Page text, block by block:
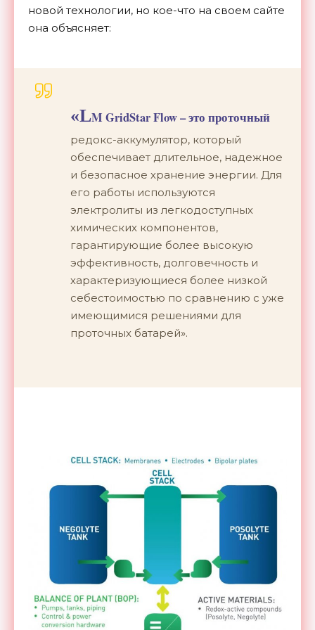
новой технологии, но кое-что на своем сайте
она объясняет:
«LM GridStar Flow – это проточный
редокс-аккумулятор, который
обеспечивает длительное, надежное
и безопасное хранение энергии. Для
его работы используются
электролиты из легкодоступных
химических компонентов,
гарантирующие более высокую
эффективность, долговечность и
характеризующиеся более низкой
себестоимостью по сравнению с уже
имеющимися решениями для
проточных батарей».